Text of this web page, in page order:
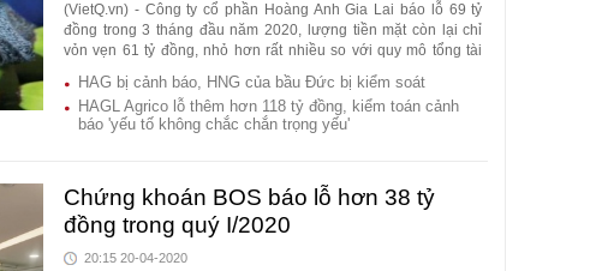
(VietQ.vn) - Công ty cổ phần Hoàng Anh Gia Lai báo lỗ 69 tỷ
đồng trong 3 tháng đầu năm 2020, lượng tiền mặt còn lại chỉ
vỏn vẹn 61 tỷ đồng, nhỏ hơn rất nhiều so với quy mô tổng tài
HAG bị cảnh báo, HNG của bầu Đức bị kiểm soát
HAGL Agrico lỗ thêm hơn 118 tỷ đồng, kiểm toán cảnh
báo 'yếu tố không chắc chắn trọng yếu'
Chứng khoán BOS báo lỗ hơn 38 tỷ
đồng trong quý I/2020
20:15 20-04-2020